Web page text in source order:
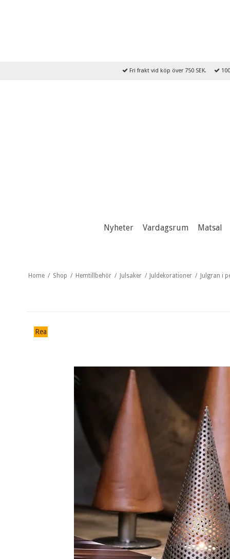
Fri frakt vid köp över 750 SEK.
Nyheter Vardagsrum Matsal
Home / Shop / Hemtillbehör / Julsaker / Juldekorationer / Julgran i
Rea